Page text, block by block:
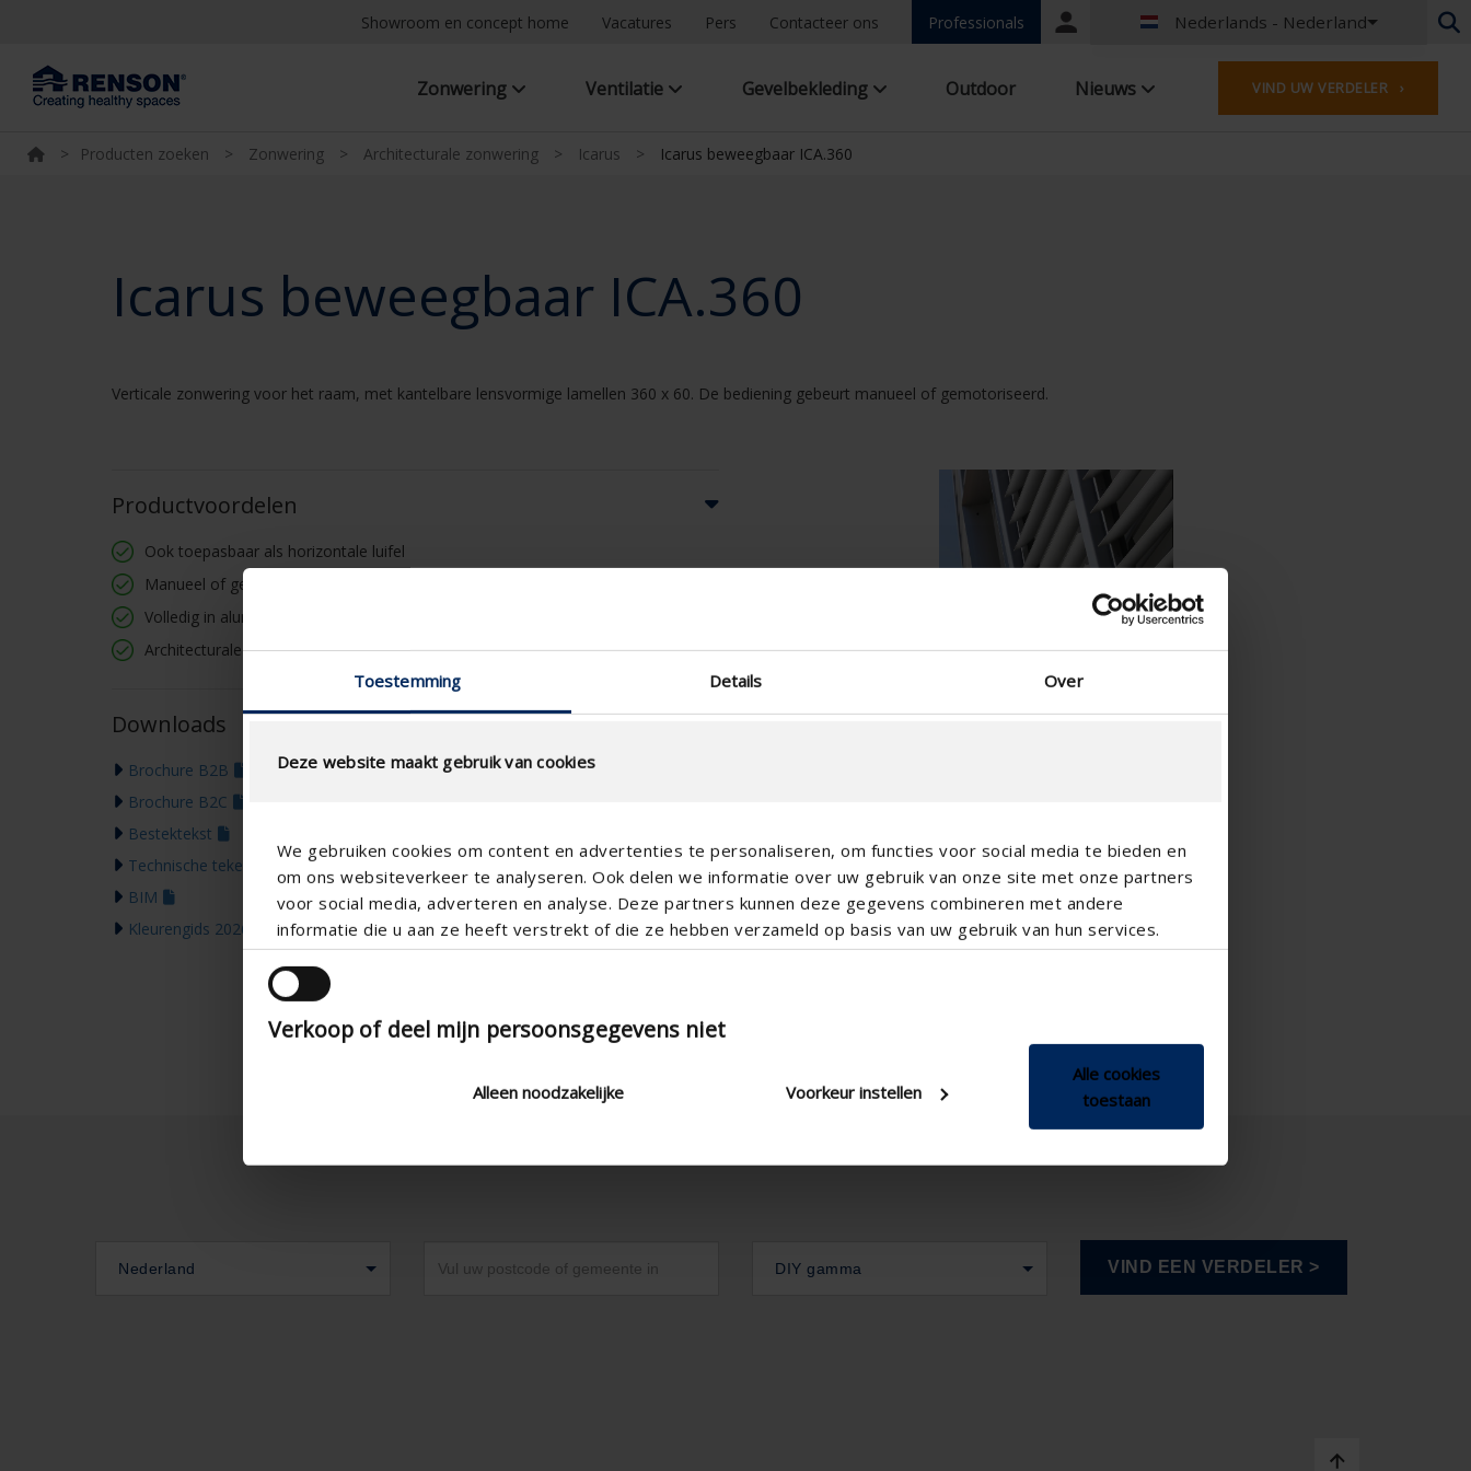
Toestemming Details Over
Deze website maakt gebruik van cookies
We gebruiken cookies om content en advertenties te personaliseren, om functies voor social media te bieden en
om ons websiteverkeer te analyseren. Ook delen we informatie over uw gebruik van onze site met onze partners
voor social media, adverteren en analyse. Deze partners kunnen deze gegevens combineren met andere
informatie die u aan ze heeft verstrekt of die ze hebben verzameld op basis van uw gebruik van hun services.
Verkoop of deel mijn persoonsgegevens niet
Alleen noodzakelijke Voorkeur instellen
Alle cookies
toestaan
Showroom en concept home Vacatures Pers Contacteer ons Professionals
Portal
Nederlands - Nederland
Nederlands - België
Frans - België
Nederlands - Nederland
Pools - Polen
Spaans - Spanje
Deens - Denemarken
Noors - Noorwegen
Zweeds - Zweden
Engels - Ierland
Zonwering Ventilatie Gevelbekleding Outdoor Nieuws VIND UW VERDELER ›
> Producten zoeken > Zonwering > Architecturale zonwering > Icarus > Icarus beweegbaar ICA.360
Icarus beweegbaar ICA.360
Verticale zonwering voor het raam, met kantelbare lensvormige lamellen 360 x 60. De bediening gebeurt manueel of gemotoriseerd.
Productvoordelen
Ook toepasbaar als horizontale luifel
Manueel of gemotoriseerd
Volledig in aluminium
Architecturale eye-catcher
Downloads
Brochure B2B
Brochure B2C
Bestektekst
Technische tekening
BIM
Kleurengids 2026
Nederland DIY gamma